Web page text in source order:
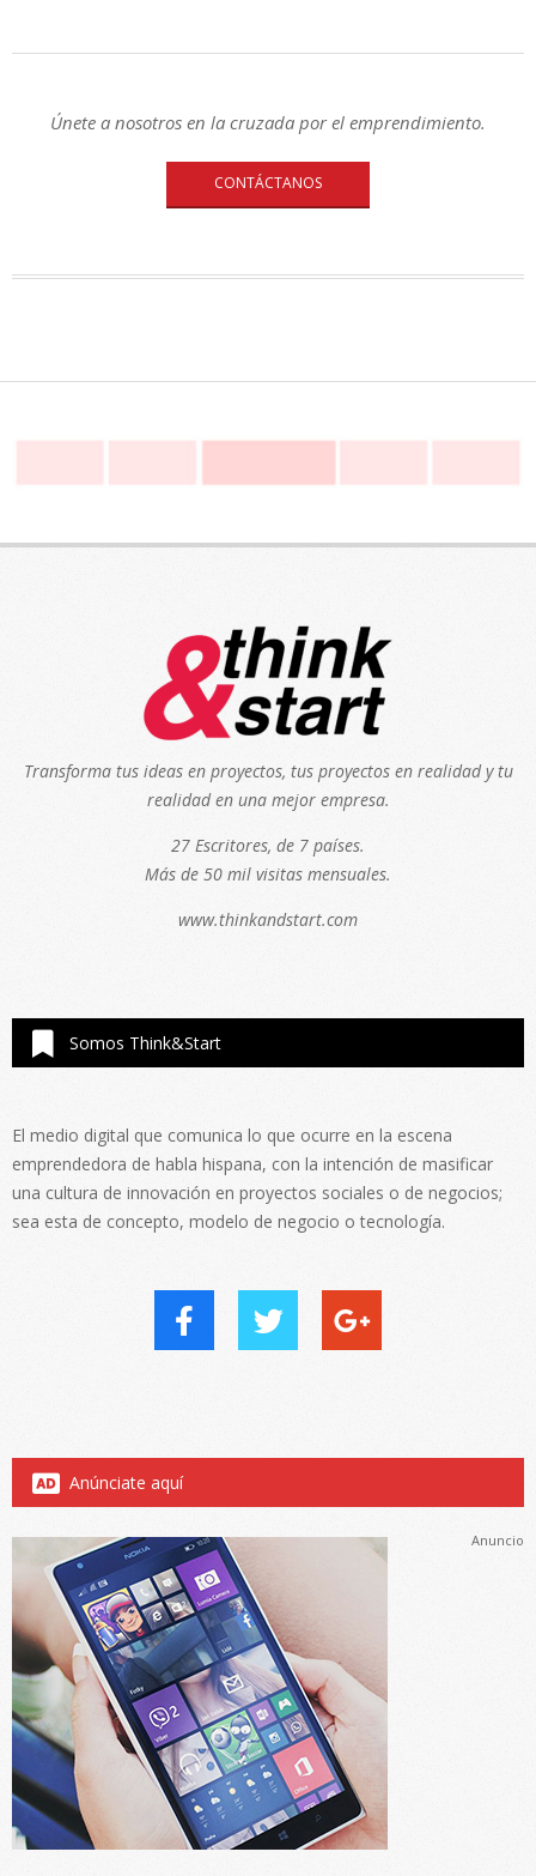
Únete a nosotros en la cruzada por el emprendimiento.
CONTÁCTANOS
Transforma tus ideas en proyectos, tus proyectos en realidad y tu
realidad en una mejor empresa.
27 Escritores, de 7 países.
Más de 50 mil visitas mensuales.
www.thinkandstart.com
Somos Think&Start
El medio digital que comunica lo que ocurre en la escena
emprendedora de habla hispana, con la intención de masificar
una cultura de innovación en proyectos sociales o de negocios;
sea esta de concepto, modelo de negocio o tecnología.
Anúnciate aquí
Anuncio